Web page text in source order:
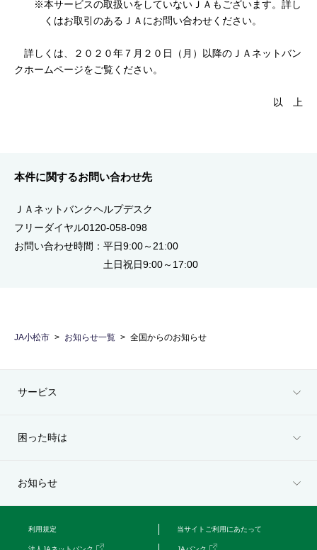
困った時は
※本サービスの取扱いをしていないＪＡもございます。詳し
くはお取引のあるＪＡにお問い合わせください。
詳しくは、２０２０年７月２０日（月）以降のＪＡネットバン
クホームページをご覧ください。
以 上
本件に関するお問い合わせ先
ＪＡネットバンクヘルプデスク
フリーダイヤル0120-058-098
お問い合わせ時間：平日9:00～21:00
土日祝日9:00～17:00
JA小松市 お知らせ一覧 全国からのお知らせ
サービス
困った時は
お知らせ
利用規定 当サイトご利用にあたって